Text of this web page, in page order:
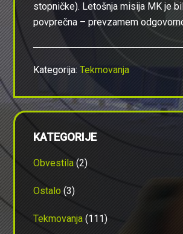
stopničke). Letošnja misija MK je
povprečna – prevzamem
Kategorija:Tekmovanja
Primarna
stranska
vrstica
KATEGORIJE
Obvestila (2)
Ostalo (3)
Tekmovanja (111)